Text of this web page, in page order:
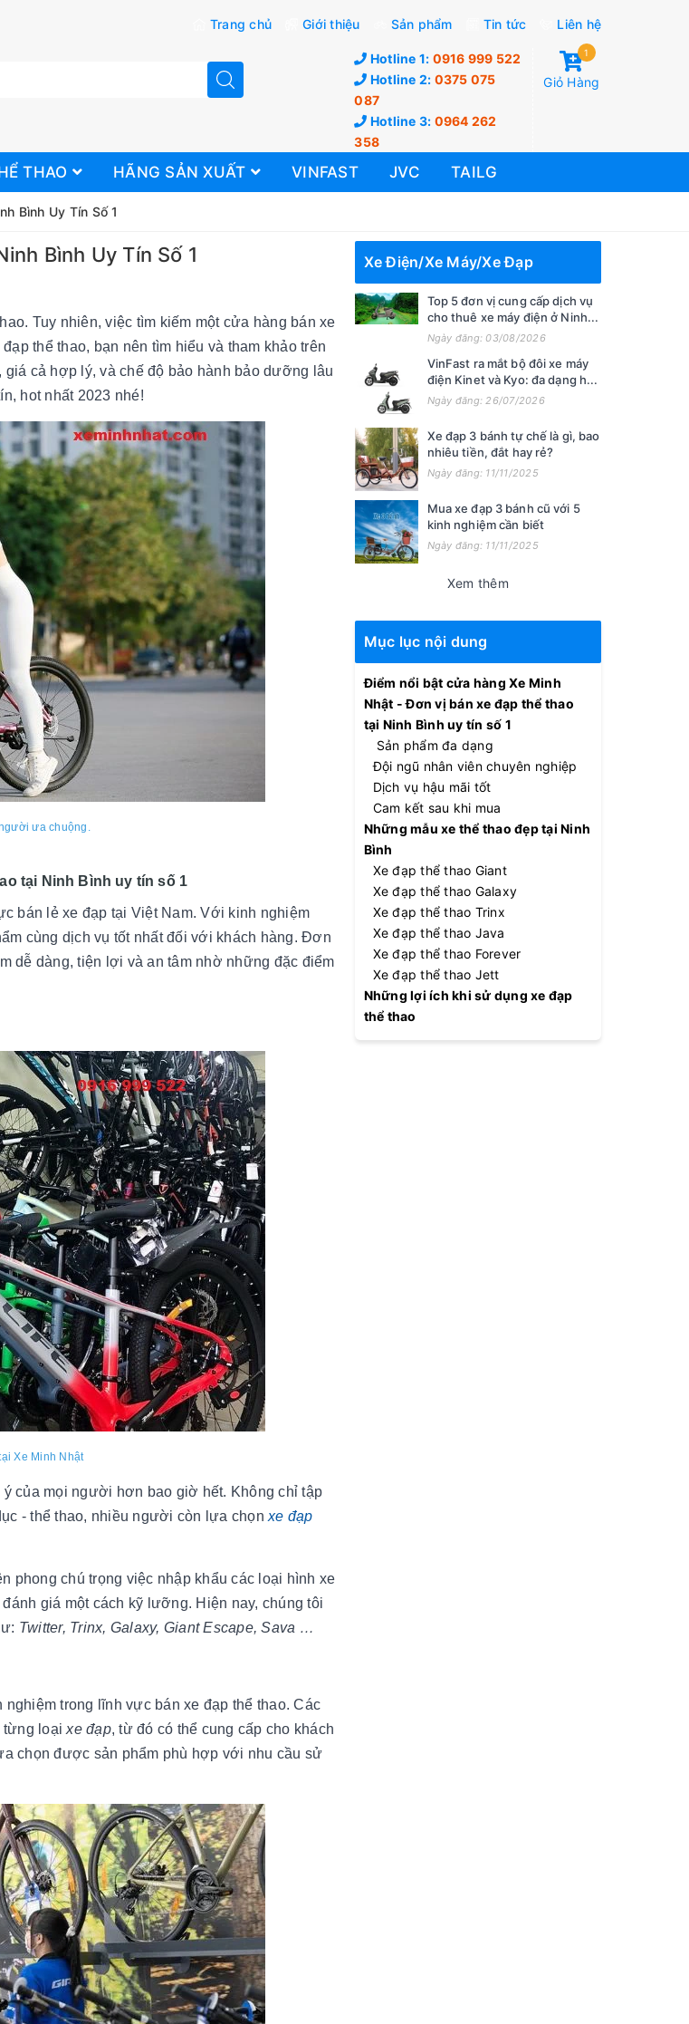
Trang chủ Giới thiệu Sản phẩm Tin tức Liên hệ
Hotline 1: 0916 999 522
Hotline 2: 0375 075
087
Hotline 3: 0964 262
358
1
Giỏ Hàng
THAO HÃNG SẢN XUẤT VINFAST JVC TAILG
Bình Uy Tín Số 1
Bình Uy Tín Số 1
Tuy nhiên, việc tìm kiếm một cửa hàng bán xe
thể thao, bạn nên tìm hiểu và tham khảo trên
cả hợp lý, và chế độ bảo hành bảo dưỡng lâu
hot nhất 2023 nhé!
ưa chuộng.
tại Ninh Bình uy tín số 1
bán lẻ xe đạp tại Việt Nam. Với kinh nghiệm
cùng dịch vụ tốt nhất đối với khách hàng. Đơn
dễ dàng, tiện lợi và an tâm nhờ những đặc điểm
Xe Minh Nhật
của mọi người hơn bao giờ hết. Không chỉ tập
- thể thao, nhiều người còn lựa chọn xe đạp
phong chú trọng việc nhập khẩu các loại hình xe
giá một cách kỹ lưỡng. Hiện nay, chúng tôi
Twitter, Trinx, Galaxy, Giant Escape, Sava …
trong lĩnh vực bán xe đạp thể thao. Các
từng loạixe đạp, từ đó có thể cung cấp cho khách
chọn được sản phẩm phù hợp với nhu cầu sử
Xe Điện/Xe Máy/Xe Đạp
Top 5 đơn vị cung cấp dịch vụ
cho thuê xe máy điện ở Ninh...
Ngày đăng: 03/08/2026
VinFast ra mắt bộ đôi xe máy
điện Kinet và Kyo: đa dạng h...
Ngày đăng: 26/07/2026
Xe đạp 3 bánh tự chế là gì, bao
nhiêu tiền, đắt hay rẻ?
Ngày đăng: 11/11/2025
Mua xe đạp 3 bánh cũ với 5
kinh nghiệm cần biết
Ngày đăng: 11/11/2025
Xem thêm
Mục lục nội dung
Điểm nổi bật cửa hàng Xe Minh
Nhật - Đơn vị bán xe đạp thể thao
tại Ninh Bình uy tín số 1
Sản phẩm đa dạng
Đội ngũ nhân viên chuyên nghiệp
Dịch vụ hậu mãi tốt
Cam kết sau khi mua
Những mẫu xe thể thao đẹp tại Ninh
Bình
Xe đạp thể thao Giant
Xe đạp thể thao Galaxy
Xe đạp thể thao Trinx
Xe đạp thể thao Java
Xe đạp thể thao Forever
Xe đạp thể thao Jett
Những lợi ích khi sử dụng xe đạp
thể thao